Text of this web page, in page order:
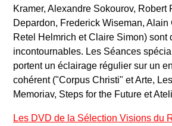
Kramer, Alexandre Sokourov, Robert
Depardon, Frederick Wiseman, Alain
Retel Helmrich et Claire Simon) sont
incontournables. Les Séances
portent un éclairage régulier sur un
cohérent ("Corpus Christi" et Arte,
Memoriav, Steps for the Future et
Les DVD de la Sélection Visions du